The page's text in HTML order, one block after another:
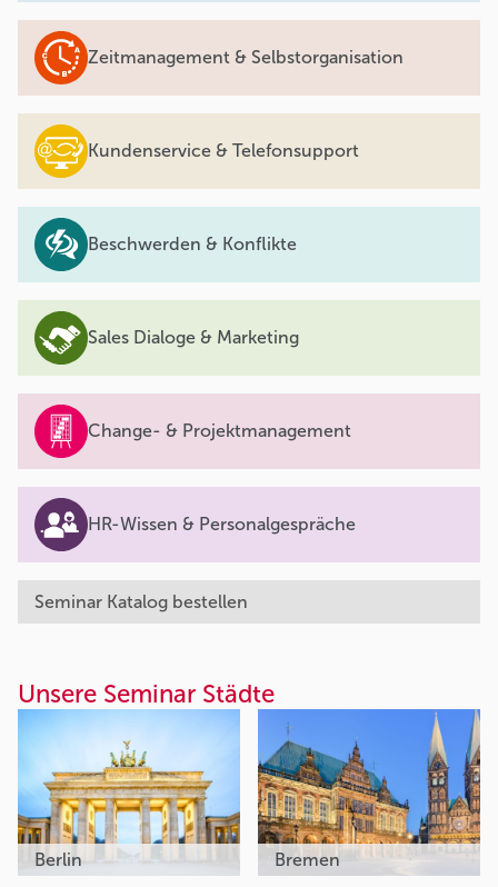
Zeitmanagement & Selbstorganisation
Kundenservice & Telefonsupport
Beschwerden & Konflikte
Sales Dialoge & Marketing
Change- & Projektmanagement
HR-Wissen & Personalgespräche
Seminar Katalog bestellen
Unsere Seminar Städte
Berlin Bremen